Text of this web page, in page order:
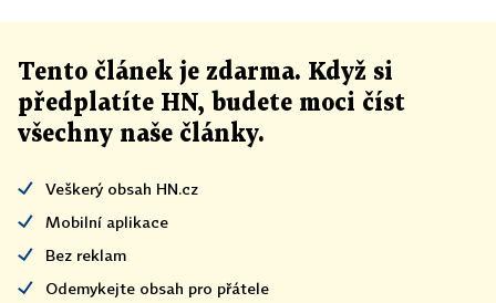
Tento článek je zdarma. Když si
předplatíte HN, budete moci číst
všechny naše články.
Veškerý obsah HN.cz
Mobilní aplikace
Bez reklam
Odemykejte obsah pro přátele